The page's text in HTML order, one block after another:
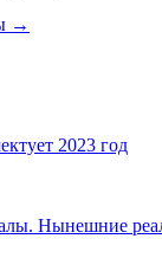
→
2023 год
Нынешние